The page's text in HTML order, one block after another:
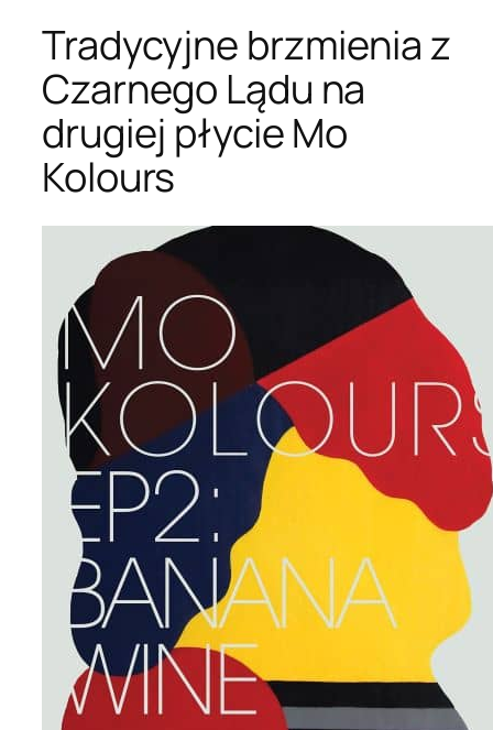
Tradycyjne brzmienia z
Czarnego Lądu na
drugiej płycie Mo
Kolours